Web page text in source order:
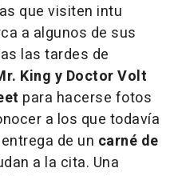
que visiten intu
a algunos de sus
las tardes de
King y Doctor Volt
para hacerse fotos
a los que todavía
de un carné de
a la cita. Una